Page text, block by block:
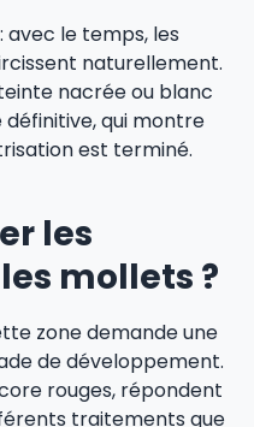
avec le temps, les
naturellement.
nacrée ou blanc
qui montre
est terminé.
les
mollets ?
zone demande une
de développement.
rouges, répondent
traitements que